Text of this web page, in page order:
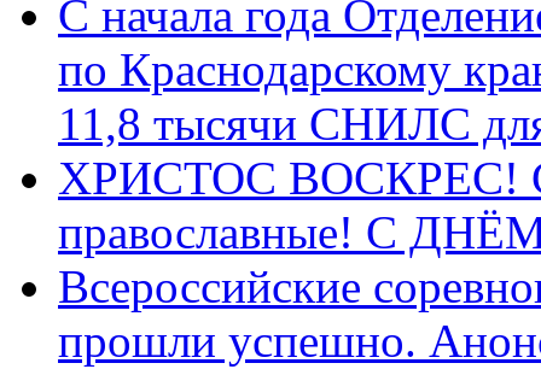
С начала года
по Краснодарскому
11,8 тысячи СНИЛС
ХРИСТОС ВОСКРЕС! С
православные! C
Всероссийские
прошли успешно.